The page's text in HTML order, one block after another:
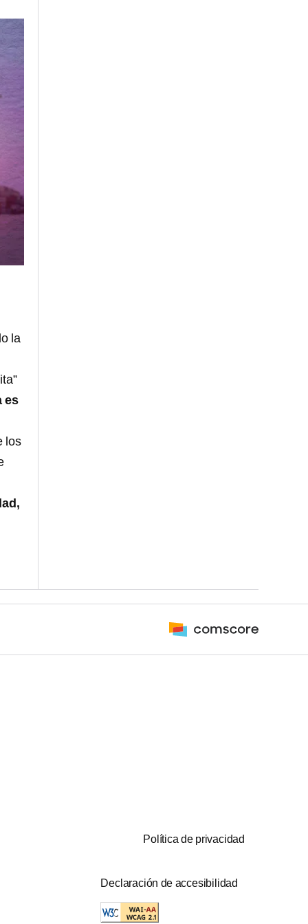
la
es
los
Política de privacidad
Declaración de accesibilidad